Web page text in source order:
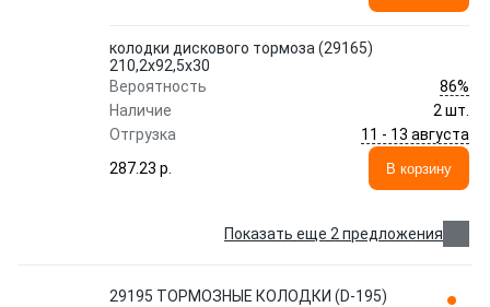
колодки дискового тормоза (29165)
210,2x92,5x30
Вероятность
86%
Наличие
2 шт.
Отгрузка
11 - 13 августа
287.23 p.
В корзину
Показать еще 2 предложения
29195 ТОРМОЗНЫЕ КОЛОДКИ (D-195)